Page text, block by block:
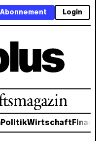
Login
Abonnement
PolitikWirtschaft